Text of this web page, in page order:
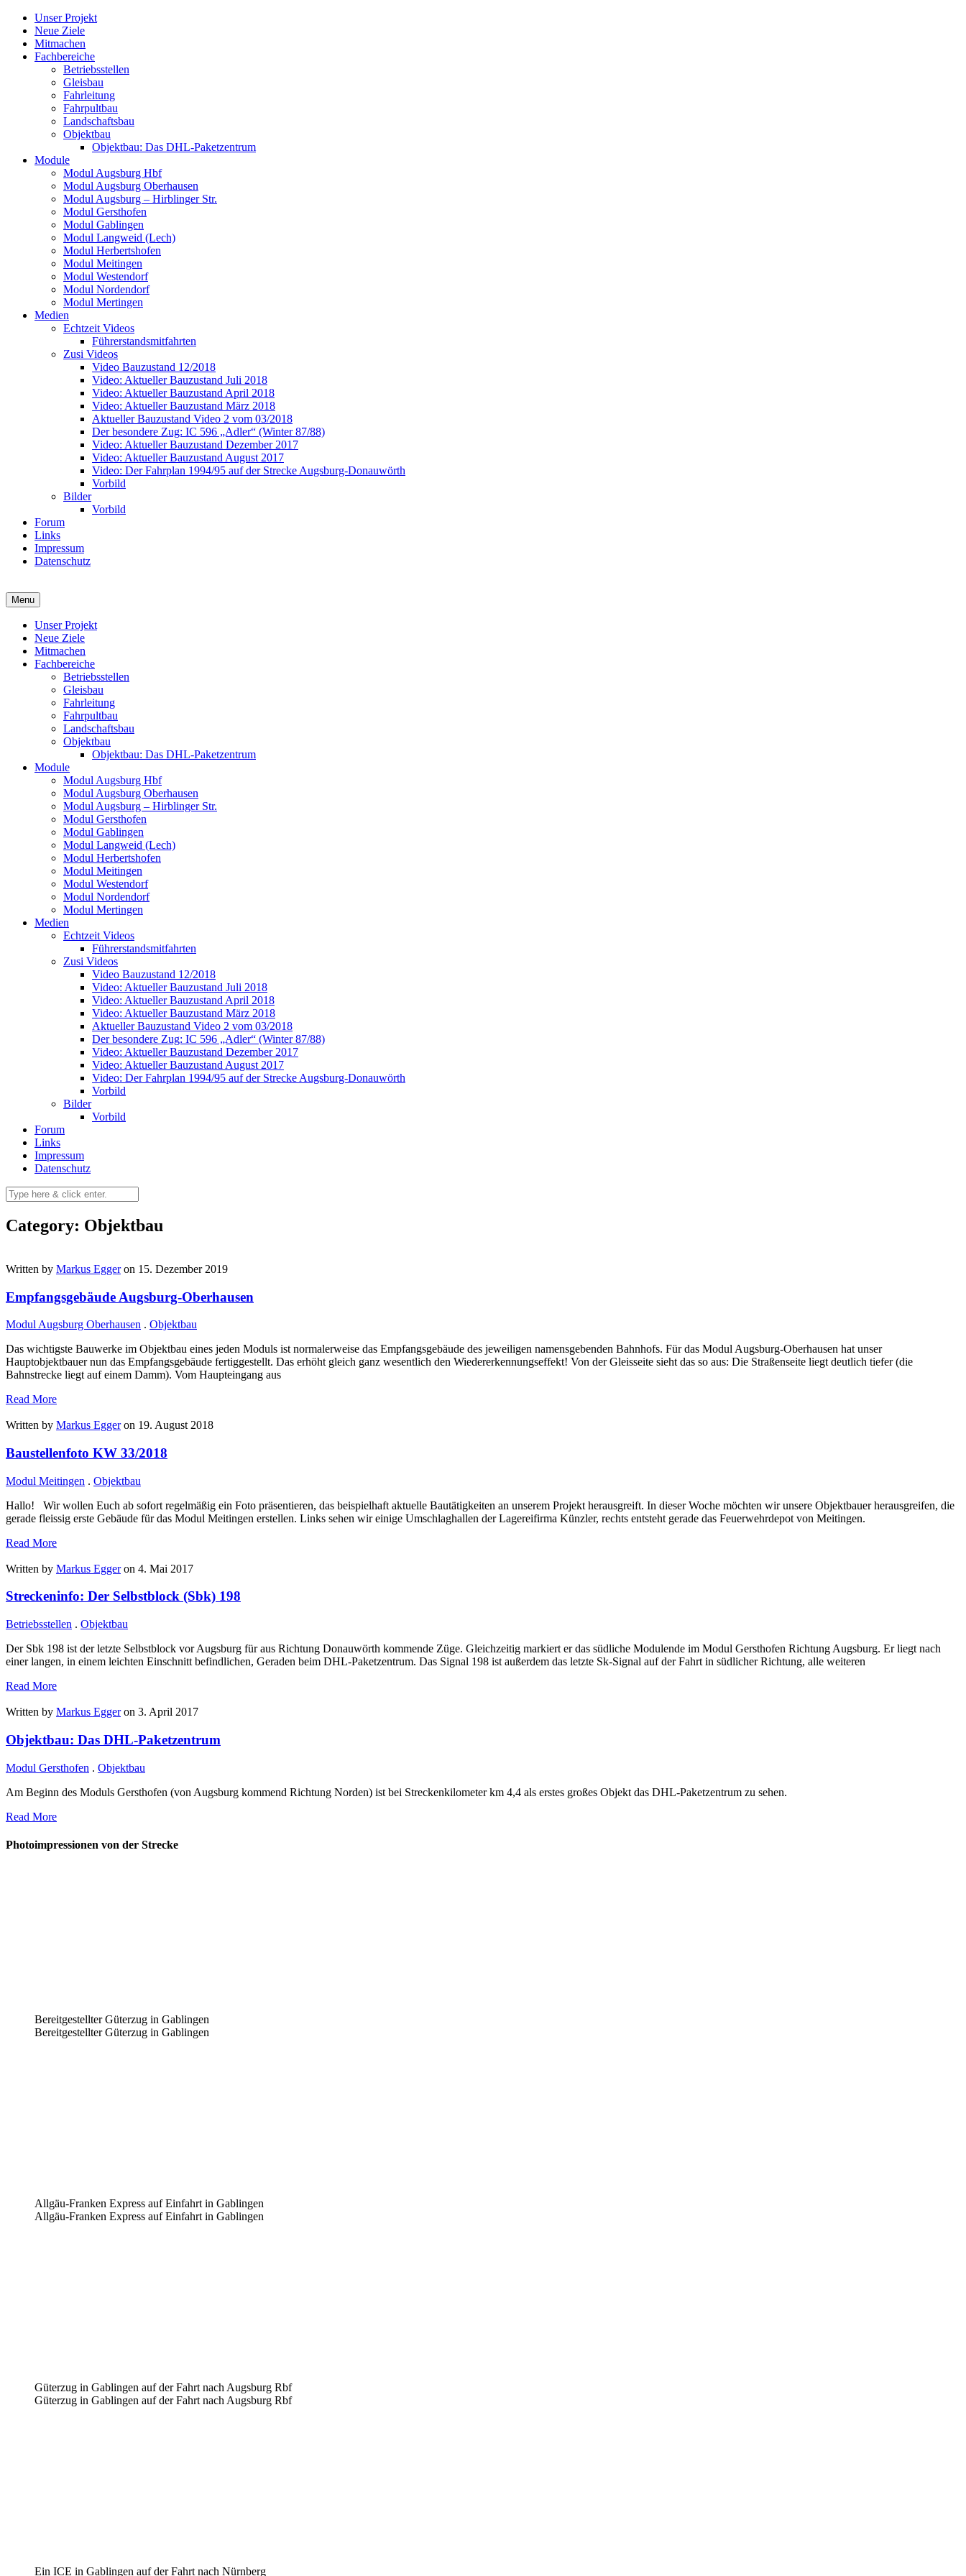
Skip
content
Unser Projekt
Neue Ziele
Mitmachen
Fachbereiche
Betriebsstellen
Gleisbau
Fahrleitung
Fahrpultbau
Landschaftsbau
Objektbau
Objektbau: Das DHL-Paketzentrum
Module
Modul Augsburg Hbf
Modul Augsburg Oberhausen
Modul Augsburg – Hirblinger Str.
Modul Gersthofen
Modul Gablingen
Modul Langweid (Lech)
Modul Herbertshofen
Modul Meitingen
Modul Westendorf
Modul Nordendorf
Modul Mertingen
Medien
Echtzeit Videos
Führerstandsmitfahrten
Zusi Videos
Video Bauzustand 12/2018
Video: Aktueller Bauzustand Juli 2018
Video: Aktueller Bauzustand April 2018
Video: Aktueller Bauzustand März 2018
Aktueller Bauzustand Video 2 vom 03/2018
Der besondere Zug: IC 596 „Adler“ (Winter 87/88)
Video: Aktueller Bauzustand Dezember 2017
Video: Aktueller Bauzustand August 2017
Video: Der Fahrplan 1994/95 auf der Strecke Augsburg-Donauwörth
Vorbild
Bilder
Vorbild
Forum
Links
Impressum
Datenschutz
Menu
Unser Projekt
Neue Ziele
Mitmachen
Fachbereiche
Betriebsstellen
Gleisbau
Fahrleitung
Fahrpultbau
Landschaftsbau
Objektbau
Objektbau: Das DHL-Paketzentrum
Module
Modul Augsburg Hbf
Modul Augsburg Oberhausen
Modul Augsburg – Hirblinger Str.
Modul Gersthofen
Modul Gablingen
Modul Langweid (Lech)
Modul Herbertshofen
Modul Meitingen
Modul Westendorf
Modul Nordendorf
Modul Mertingen
Medien
Echtzeit Videos
Führerstandsmitfahrten
Zusi Videos
Video Bauzustand 12/2018
Video: Aktueller Bauzustand Juli 2018
Video: Aktueller Bauzustand April 2018
Video: Aktueller Bauzustand März 2018
Aktueller Bauzustand Video 2 vom 03/2018
Der besondere Zug: IC 596 „Adler“ (Winter 87/88)
Video: Aktueller Bauzustand Dezember 2017
Video: Aktueller Bauzustand August 2017
Video: Der Fahrplan 1994/95 auf der Strecke Augsburg-Donauwörth
Vorbild
Bilder
Vorbild
Forum
Links
Impressum
Datenschutz
Category: Objektbau
Written by Markus Eggeron 15. Dezember 2019
Empfangsgebäude Augsburg-Oberhausen
Modul Augsburg Oberhausen . Objektbau
Das wichtigste Bauwerke im Objektbau eines jeden Moduls ist normalerweise das Empfangsgebäude des jeweiligen namensgebenden Bahnhofs. Für das Modul Augsburg-Oberhausen hat unser
Hauptobjektbauer nun das Empfangsgebäude fertiggestellt. Das erhöht gleich ganz wesentlich den Wiedererkennungseffekt! Von der Gleisseite sieht das so aus: Die Straßenseite liegt deutlich tiefer (die
Bahnstrecke liegt auf einem Damm). Vom Haupteingang aus
Read More
Written by Markus Eggeron 19. August 2018
Baustellenfoto KW 33/2018
Modul Meitingen . Objektbau
Hallo! Wir wollen Euch ab sofort regelmäßig ein Foto präsentieren, das beispielhaft aktuelle Bautätigkeiten an unserem Projekt herausgreift. In dieser Woche möchten wir unsere Objektbauer herausgreifen, die
gerade fleissig erste Gebäude für das Modul Meitingen erstellen. Links sehen wir einige Umschlaghallen der Lagereifirma Künzler, rechts entsteht gerade das Feuerwehrdepot von Meitingen.
Read More
Written by Markus Eggeron 4. Mai 2017
Streckeninfo: Der Selbstblock (Sbk) 198
Betriebsstellen . Objektbau
Der Sbk 198 ist der letzte Selbstblock vor Augsburg für aus Richtung Donauwörth kommende Züge. Gleichzeitig markiert er das südliche Modulende im Modul Gersthofen Richtung Augsburg. Er liegt nach
einer langen, in einem leichten Einschnitt befindlichen, Geraden beim DHL-Paketzentrum. Das Signal 198 ist außerdem das letzte Sk-Signal auf der Fahrt in südlicher Richtung, alle weiteren
Read More
Written by Markus Eggeron 3. April 2017
Objektbau: Das DHL-Paketzentrum
Modul Gersthofen . Objektbau
Am Beginn des Moduls Gersthofen (von Augsburg kommend Richtung Norden) ist bei Streckenkilometer km 4,4 als erstes großes Objekt das DHL-Paketzentrum zu sehen.
Read More
Photoimpressionen von der Strecke
Bereitgestellter Güterzug in Gablingen
Bereitgestellter Güterzug in Gablingen
Allgäu-Franken Express auf Einfahrt in Gablingen
Allgäu-Franken Express auf Einfahrt in Gablingen
Güterzug in Gablingen auf der Fahrt nach Augsburg Rbf
Güterzug in Gablingen auf der Fahrt nach Augsburg Rbf
Ein ICE in Gablingen auf der Fahrt nach Nürnberg